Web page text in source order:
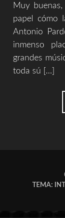
Muy
papel cómo
Antonio
inmenso
grandes
toda sú […]
TEMA: